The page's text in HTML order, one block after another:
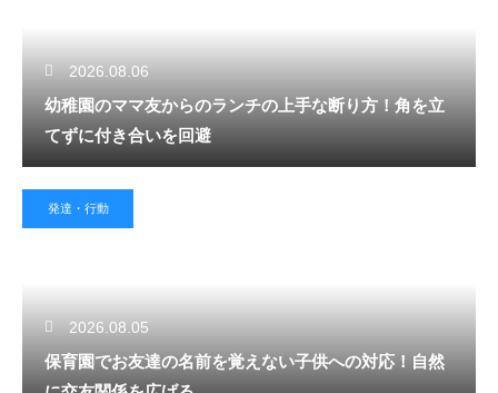
2026.08.06
幼稚園のママ友からのランチの上手な断り方！角を立
てずに付き合いを回避
発達・行動
2026.08.05
保育園でお友達の名前を覚えない子供への対応！自然